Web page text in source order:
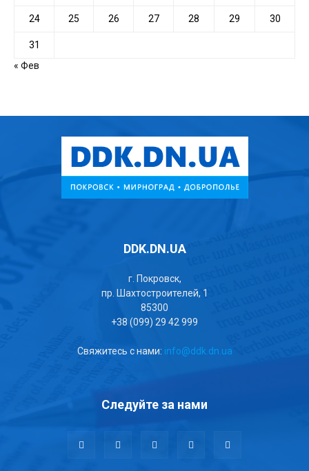
24 25 26 27 28 29 30
31
« Фев
DDK.DN.UA
г. Покровск,
пр. Шахтостроителей, 1
85300
+38 (099) 29 42 999
Свяжитесь с нами: info@ddk.dn.ua
Следуйте за нами